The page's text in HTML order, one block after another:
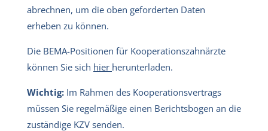
abrechnen, um die oben geforderten Daten
erheben zu können.
Die BEMA-Positionen für Kooperationszahnärzte
können Sie sich hier herunterladen.
Wichtig: Im Rahmen des Kooperationsvertrags
müssen Sie regelmäßige einen Berichtsbogen an die
zuständige KZV senden.